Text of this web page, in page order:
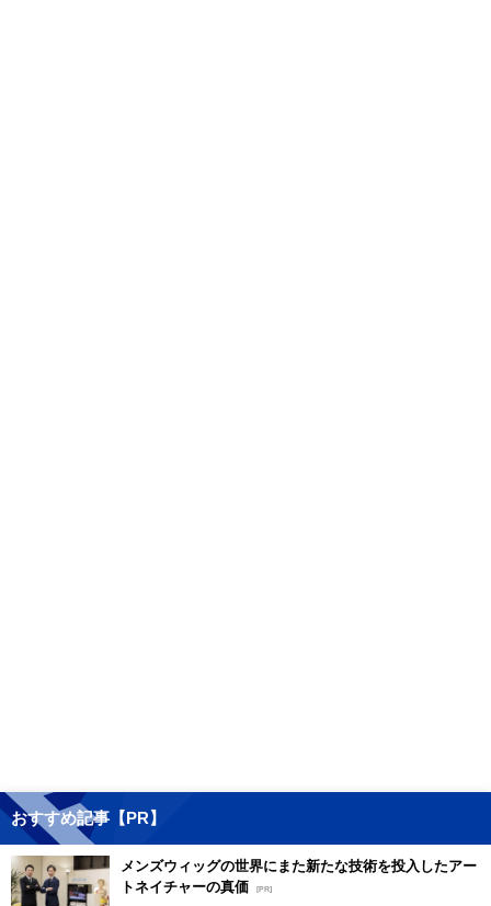
おすすめ記事【PR】
メンズウィッグの世界にまた新たな技術を投入したアー
トネイチャーの真価
[PR]